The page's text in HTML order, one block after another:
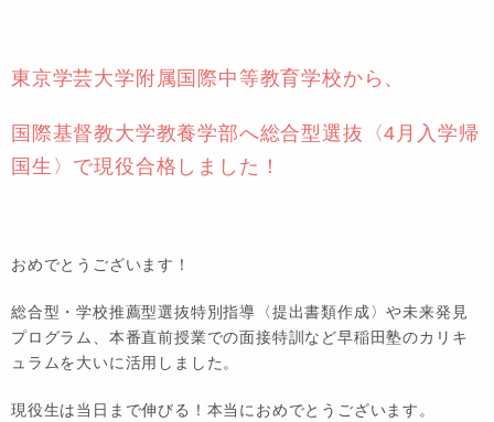
東京学芸大学附属国際中等教育学校から、
国際基督教大学教養学部へ総合型選抜〈4月入学帰
国生〉で現役合格しました！
おめでとうございます！
総合型・学校推薦型選抜特別指導〈提出書類作成〉や未来発見
プログラム、本番直前授業での面接特訓など早稲田塾のカリキ
ュラムを大いに活用しました。
現役生は当日まで伸びる！本当におめでとうございます。